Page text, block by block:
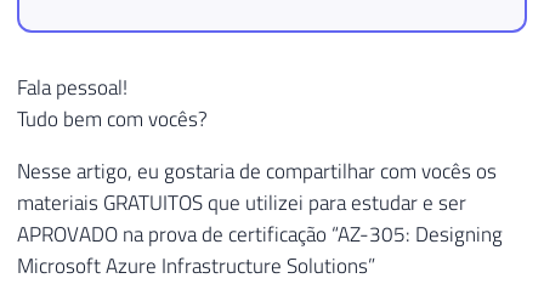
Fala pessoal!
Tudo bem com vocês?
Nesse artigo, eu gostaria de compartilhar com vocês os
materiais GRATUITOS que utilizei para estudar e ser
APROVADO na prova de certificação “AZ-305: Designing
Microsoft Azure Infrastructure Solutions”